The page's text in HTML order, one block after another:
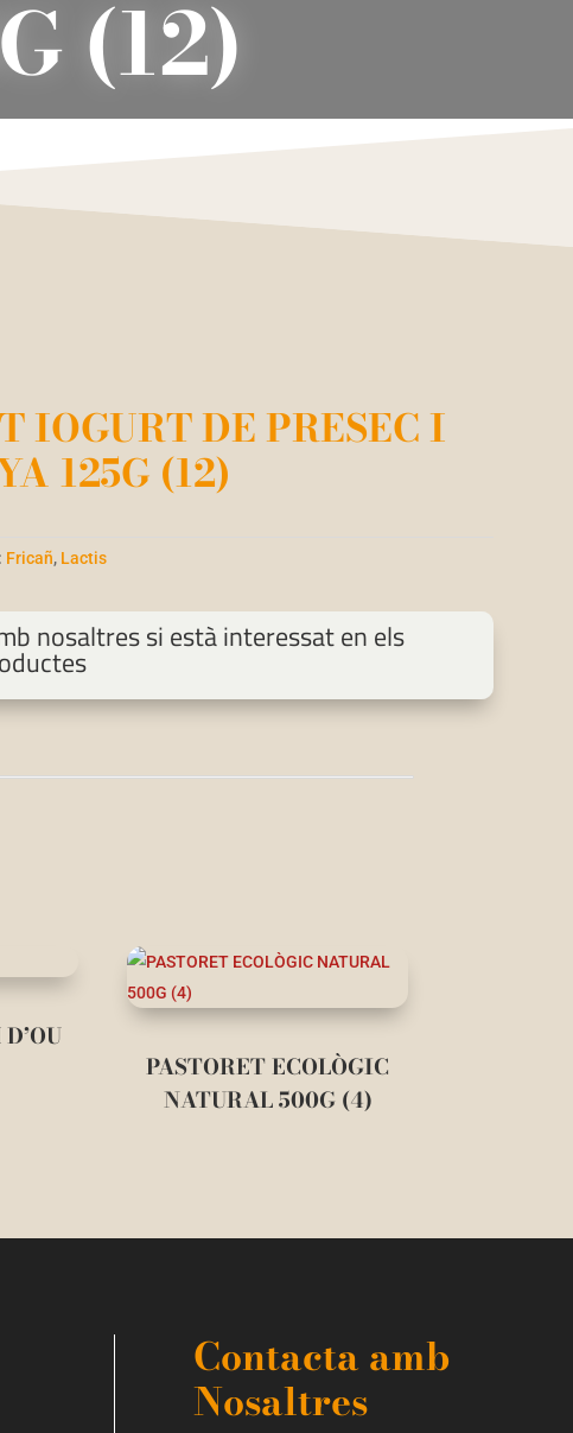
(12)
IOGURT DE PRESEC I
125G (12)
Fricañ, Lactis
nosaltres si està interessat en els
PASTORET ECOLÒGIC
NATURAL 500G (4)
Contacta amb
Nosaltres